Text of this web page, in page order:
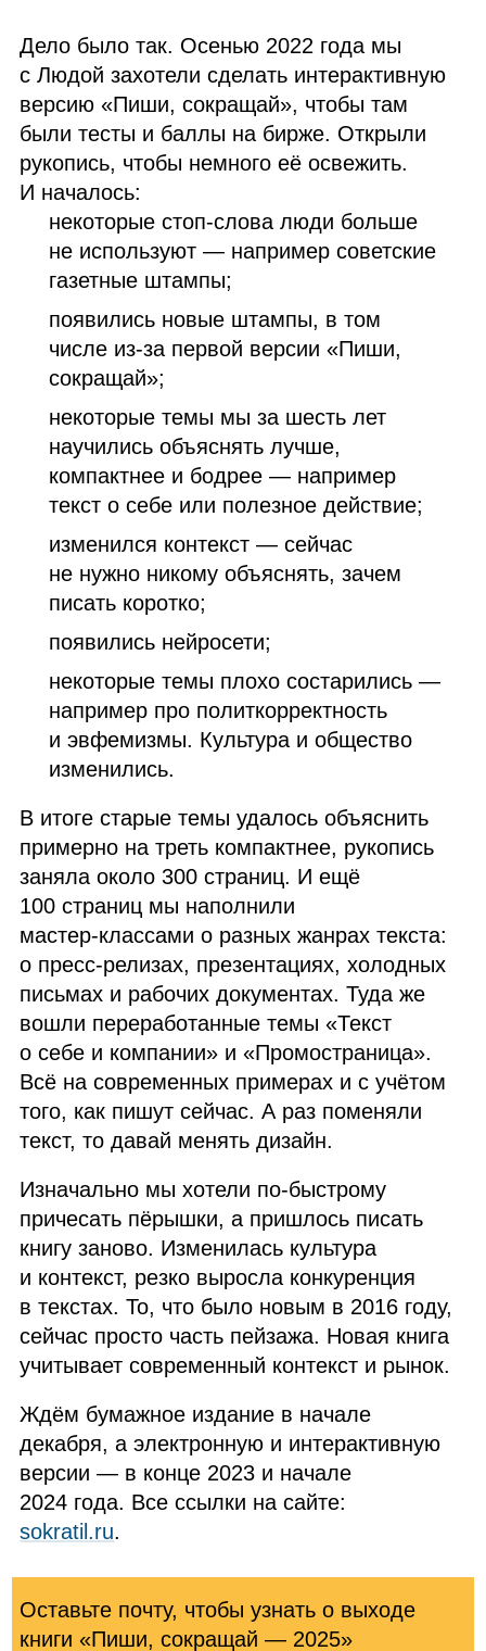
Дело было так. Осенью 2022 года мы
с Людой захотели сделать интерактивную
версию «Пиши, сокращай», чтобы там
были тесты и баллы на бирже. Открыли
рукопись, чтобы немного её освежить.
И началось:
некоторые стоп‑слова люди больше
не используют — например советские
газетные штампы;
появились новые штампы, в том
числе из‑за первой версии «Пиши,
сокращай»;
некоторые темы мы за шесть лет
научились объяснять лучше,
компактнее и бодрее — например
текст о себе или полезное действие;
изменился контекст — сейчас
не нужно никому объяснять, зачем
писать коротко;
появились нейросети;
некоторые темы плохо состарились —
например про политкорректность
и эвфемизмы. Культура и общество
изменились.
В итоге старые темы удалось объяснить
примерно на треть компактнее, рукопись
заняла около 300 страниц. И ещё
100 страниц мы наполнили
мастер‑классами о разных жанрах текста:
о пресс‑релизах, презентациях, холодных
письмах и рабочих документах. Туда же
вошли переработанные темы «Текст
о себе и компании» и «Промостраница».
Всё на современных примерах и с учётом
того, как пишут сейчас. А раз поменяли
текст, то давай менять дизайн.
Изначально мы хотели по‑быстрому
причесать пёрышки, а пришлось писать
книгу заново. Изменилась культура
и контекст, резко выросла конкуренция
в текстах. То, что было новым в 2016 году,
сейчас просто часть пейзажа. Новая книга
учитывает современный контекст и рынок.
Ждём бумажное издание в начале
декабря, а электронную и интерактивную
версии — в конце 2023 и начале
2024 года. Все ссылки на сайте:
sokratil.ru.
Оставьте почту, чтобы узнать о выходе
книги «Пиши, сокращай — 2025»